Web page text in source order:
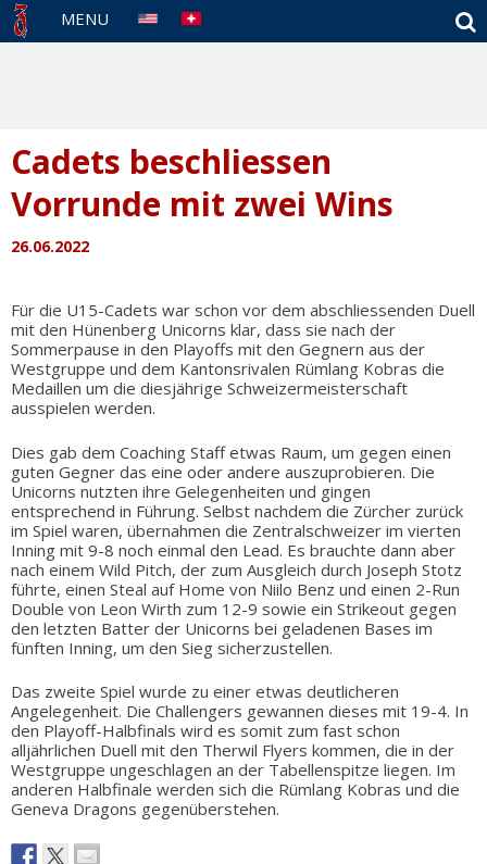
MENU
Cadets beschliessen
Vorrunde mit zwei Wins
26.06.2022
Für die U15-Cadets war schon vor dem abschliessenden Duell
mit den Hünenberg Unicorns klar, dass sie nach der
Sommerpause in den Playoffs mit den Gegnern aus der
Westgruppe und dem Kantonsrivalen Rümlang Kobras die
Medaillen um die diesjährige Schweizermeisterschaft
ausspielen werden.
Dies gab dem Coaching Staff etwas Raum, um gegen einen
guten Gegner das eine oder andere auszuprobieren. Die
Unicorns nutzten ihre Gelegenheiten und gingen
entsprechend in Führung. Selbst nachdem die Zürcher zurück
im Spiel waren, übernahmen die Zentralschweizer im vierten
Inning mit 9-8 noch einmal den Lead. Es brauchte dann aber
nach einem Wild Pitch, der zum Ausgleich durch Joseph Stotz
führte, einen Steal auf Home von Niilo Benz und einen 2-Run
Double von Leon Wirth zum 12-9 sowie ein Strikeout gegen
den letzten Batter der Unicorns bei geladenen Bases im
fünften Inning, um den Sieg sicherzustellen.
Das zweite Spiel wurde zu einer etwas deutlicheren
Angelegenheit. Die Challengers gewannen dieses mit 19-4. In
den Playoff-Halbfinals wird es somit zum fast schon
alljährlichen Duell mit den Therwil Flyers kommen, die in der
Westgruppe ungeschlagen an der Tabellenspitze liegen. Im
anderen Halbfinale werden sich die Rümlang Kobras und die
Geneva Dragons gegenüberstehen.